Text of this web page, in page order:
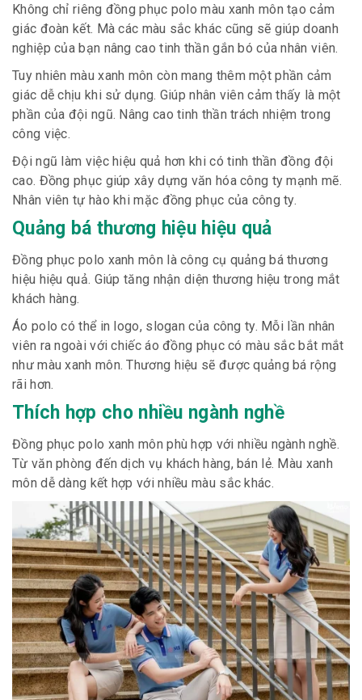
Không chỉ riêng đồng phục polo màu xanh môn tạo cảm
giác đoàn kết. Mà các màu sắc khác cũng sẽ giúp doanh
nghiệp của bạn nâng cao tinh thần gắn bó của nhân viên.
Tuy nhiên màu xanh môn còn mang thêm một phần cảm
giác dễ chịu khi sử dụng. Giúp nhân viên cảm thấy là một
phần của đội ngũ. Nâng cao tinh thần trách nhiệm trong
công việc.
Đội ngũ làm việc hiệu quả hơn khi có tinh thần đồng đội
cao. Đồng phục giúp xây dựng văn hóa công ty mạnh mẽ.
Nhân viên tự hào khi mặc đồng phục của công ty.
Quảng bá thương hiệu hiệu quả
Đồng phục polo xanh môn là công cụ quảng bá thương
hiệu hiệu quả. Giúp tăng nhận diện thương hiệu trong mắt
khách hàng.
Áo polo có thể in logo, slogan của công ty. Mỗi lần nhân
viên ra ngoài với chiếc áo đồng phục có màu sắc bắt mắt
như màu xanh môn. Thương hiệu sẽ được quảng bá rộng
rãi hơn.
Thích hợp cho nhiều ngành nghề
Đồng phục polo xanh môn phù hợp với nhiều ngành nghề.
Từ văn phòng đến dịch vụ khách hàng, bán lẻ. Màu xanh
môn dễ dàng kết hợp với nhiều màu sắc khác.